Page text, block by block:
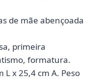
de mãe abençoada
primeira
formatura.
L x 25,4 cm A. Peso